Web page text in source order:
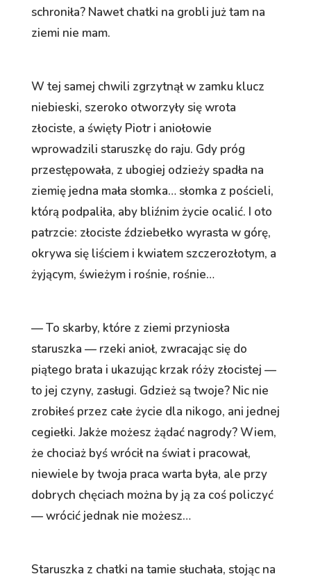
schroniła? Nawet chatki na grobli już tam na
ziemi nie mam.
W tej samej chwili zgrzytnął w zamku klucz
niebieski, szeroko otworzyły się wrota
złociste, a święty Piotr i aniołowie
wprowadzili staruszkę do raju. Gdy próg
przestępowała, z ubogiej odzieży spadła na
ziemię jedna mała słomka… słomka z pościeli,
którą podpaliła, aby bliźnim życie ocalić. I oto
patrzcie: złociste ździebełko wyrasta w górę,
okrywa się liściem i kwiatem szczerozłotym, a
żyjącym, świeżym i rośnie, rośnie…
— To skarby, które z ziemi przyniosła
staruszka — rzeki anioł, zwracając się do
piątego brata i ukazując krzak róży złocistej —
to jej czyny, zasługi. Gdzież są twoje? Nic nie
zrobiłeś przez całe życie dla nikogo, ani jednej
cegiełki. Jakże możesz żądać nagrody? Wiem,
że chociaż byś wrócił na świat i pracował,
niewiele by twoja praca warta była, ale przy
dobrych chęciach można by ją za coś policzyć
— wrócić jednak nie możesz…
Staruszka z chatki na tamie słuchała, stojąc na